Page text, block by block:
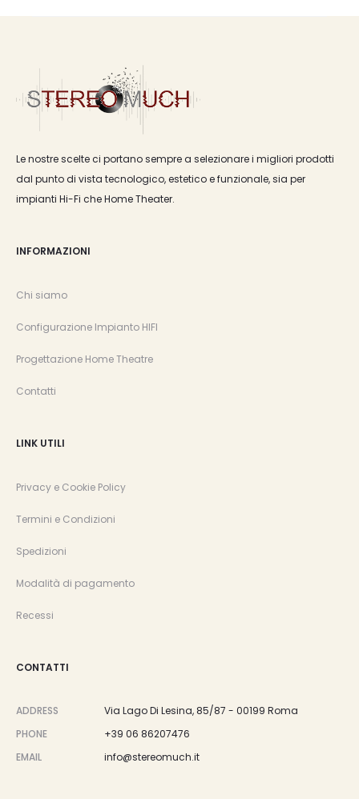
Le nostre scelte ci portano sempre a selezionare i migliori prodotti
dal punto di vista tecnologico, estetico e funzionale, sia per
impianti Hi-Fi che Home Theater.
INFORMAZIONI
Chi siamo
Configurazione Impianto HIFI
Progettazione Home Theatre
Contatti
LINK UTILI
Privacy e Cookie Policy
Termini e Condizioni
Spedizioni
Modalità di pagamento
Recessi
CONTATTI
ADDRESS
Via Lago Di Lesina, 85/87 - 00199 Roma
PHONE
+39 06 86207476
EMAIL
info@stereomuch.it